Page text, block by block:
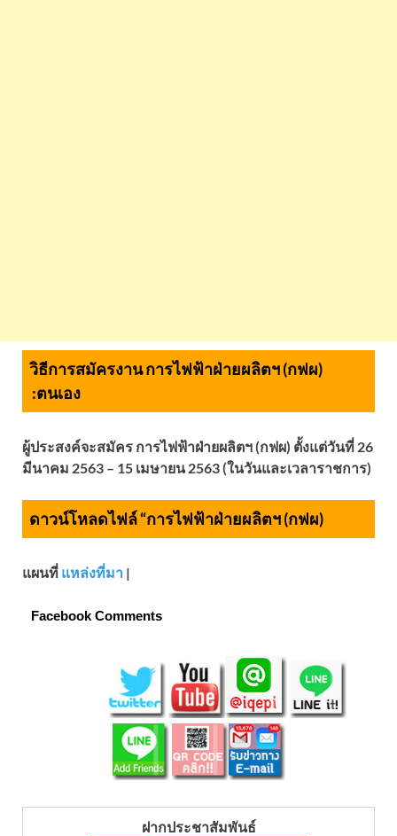
วิธีการสมัครงาน การไฟฟ้าฝ่ายผลิตฯ (กฟผ)
:ตนเอง
ผู้ประสงค์จะสมัคร การไฟฟ้าฝ่ายผลิตฯ (กฟผ) ตั้งแต่วันที่ 26
มีนาคม 2563 – 15 เมษายน 2563 (ในวันและเวลาราชการ)
ดาวน์โหลดไฟล์ “การไฟฟ้าฝ่ายผลิตฯ (กฟผ)
แผนที่ แหล่งที่มา |
Facebook Comments
ฝากประชาสัมพันธ์